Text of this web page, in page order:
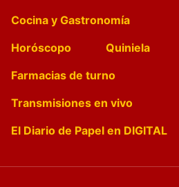
Cocina y Gastronomía
Horóscopo
Quiniela
Farmacias de turno
Transmisiones en vivo
El Diario de Papel en DIGITAL